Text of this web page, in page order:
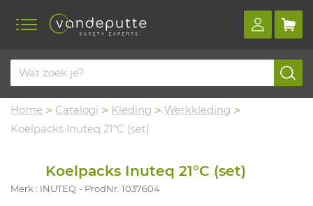
Home Catalogi Kleding
Werkkleding
Koelpacks Inuteq 21°C (set)
Koelpacks Inuteq 21°C (set)
Merk : INUTEQ ProdNr. 1037604